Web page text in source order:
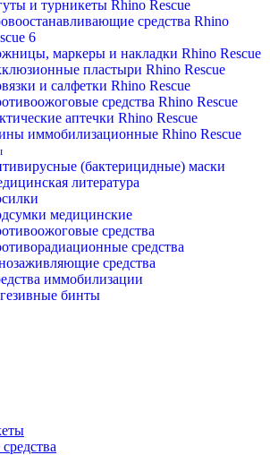
и турникеты Rhino Rescue
средства Rhino
6
маркеры и накладки Rhino Rescue
пластыри Rhino Rescue
и салфетки Rhino Rescue
средства Rhino Rescue
аптечки Rhino Rescue
иммобилизационные Rhino Rescue
(бактерицидные) маски
литература
медицинские
средства
средства
средства
иммобилизации
бинты